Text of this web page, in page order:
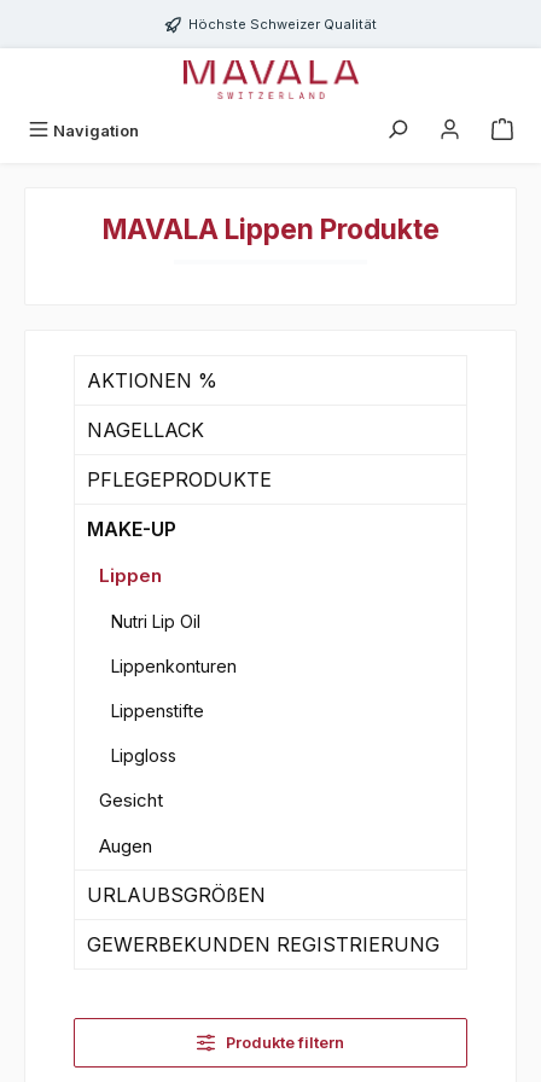
Zum Hauptinhalt springenHöchste Schweizer Qualität
Navigation
MAVALA Lippen Produkte
AKTIONEN %
NAGELLACK
PFLEGEPRODUKTE
MAKE-UP
Lippen
Nutri Lip Oil
Lippenkonturen
Lippenstifte
Lipgloss
Gesicht
Augen
URLAUBSGRÖßEN
GEWERBEKUNDEN REGISTRIERUNG
Produkte filtern